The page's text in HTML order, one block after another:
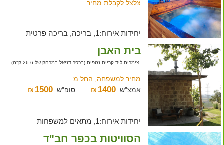
צלצל לקבלת מחיר
יחידות אירוח:1, בריכה, בריכה פרטית
בית האבן
צימרים ליד קריית נטפים (בכפר דניאל במרחק של 26.6 ק"מ)
מחיר למשפחה, החל מ:
אמצ"ש:
₪ 1400 סופ"ש: ₪ 1500
יחידות אירוח:1, מתאים למשפחות
הסוויטות בכפר חב"ד